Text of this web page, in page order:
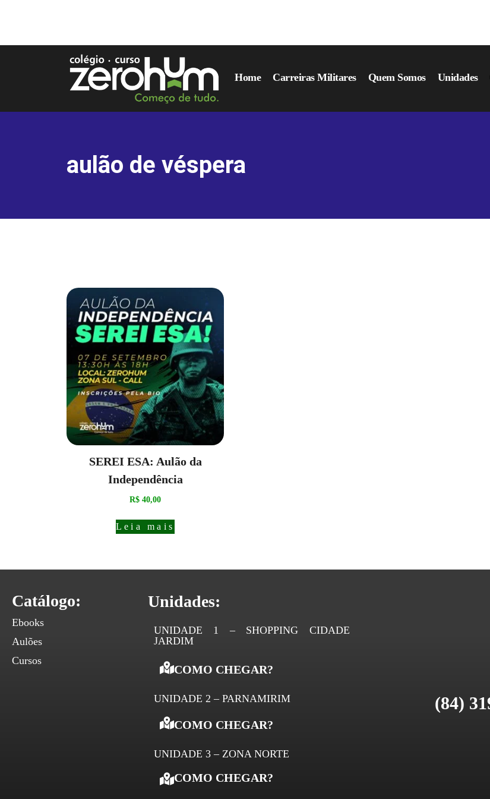
Home Carreiras Militares Quem Somos Unidades
aulão de véspera
SEREI ESA: Aulão da
Independência
R$ 40,00
Leia mais
Catálogo:
Ebooks
Aulões
Cursos
Unidades:
UNIDADE 1 – SHOPPING CIDADE
JARDIM
COMO CHEGAR?
UNIDADE 2 – PARNAMIRIM
COMO CHEGAR?
UNIDADE 3 – ZONA NORTE
COMO CHEGAR?
(84)